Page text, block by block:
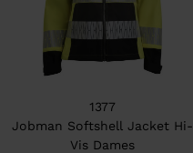
1377
Jobman Softshell Jacket Hi-
Vis Dames